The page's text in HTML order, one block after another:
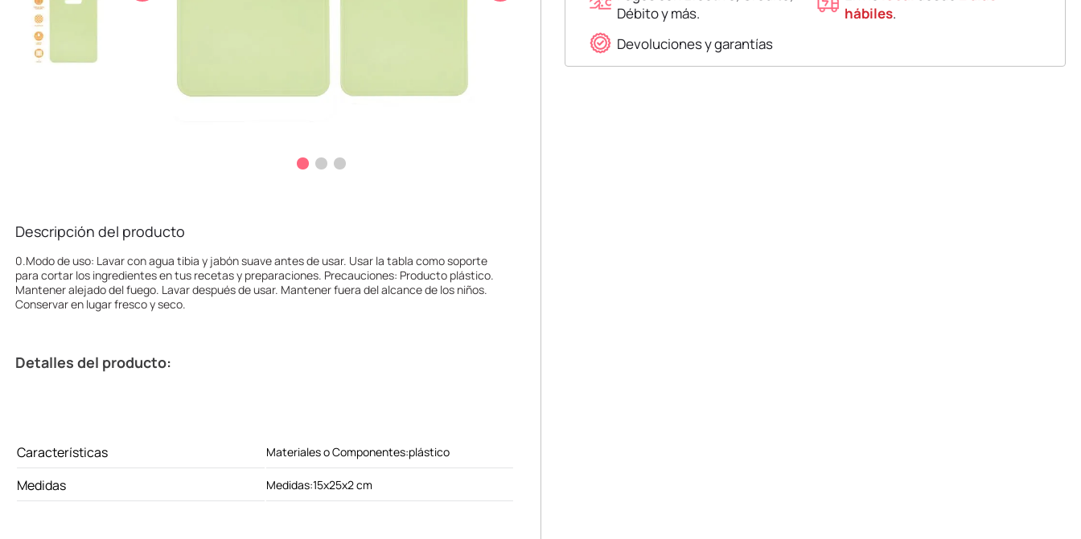
Descripción del producto
0.Modo de uso: Lavar con agua tibia y jabón suave antes de usar. Usar la tabla como soporte
para cortar los ingredientes en tus recetas y preparaciones. Precauciones: Producto plástico.
Mantener alejado del fuego. Lavar después de usar. Mantener fuera del alcance de los niños.
Conservar en lugar fresco y seco.
Detalles del producto:
Características Materiales o Componentes:plástico
Medidas Medidas:15x25x2 cm
Débito y más.
hábiles.
Devoluciones y garantías
.